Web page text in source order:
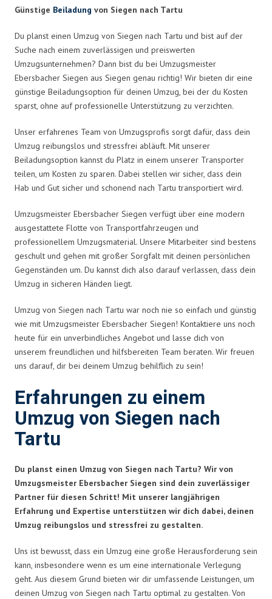
Günstige Beiladung von Siegen nach Tartu
Du planst einen Umzug von Siegen nach Tartu und bist auf der
Suche nach einem zuverlässigen und preiswerten
Umzugsunternehmen? Dann bist du bei Umzugsmeister
Ebersbacher Siegen aus Siegen genau richtig! Wir bieten dir eine
günstige Beiladungsoption für deinen Umzug, bei der du Kosten
sparst, ohne auf professionelle Unterstützung zu verzichten.
Unser erfahrenes Team von Umzugsprofis sorgt dafür, dass dein
Umzug reibungslos und stressfrei abläuft. Mit unserer
Beiladungsoption kannst du Platz in einem unserer Transporter
teilen, um Kosten zu sparen. Dabei stellen wir sicher, dass dein
Hab und Gut sicher und schonend nach Tartu transportiert wird.
Umzugsmeister Ebersbacher Siegen verfügt über eine modern
ausgestattete Flotte von Transportfahrzeugen und
professionellem Umzugsmaterial. Unsere Mitarbeiter sind bestens
geschult und gehen mit großer Sorgfalt mit deinen persönlichen
Gegenständen um. Du kannst dich also darauf verlassen, dass dein
Umzug in sicheren Händen liegt.
Umzug von Siegen nach Tartu war noch nie so einfach und günstig
wie mit Umzugsmeister Ebersbacher Siegen! Kontaktiere uns noch
heute für ein unverbindliches Angebot und lasse dich von
unserem freundlichen und hilfsbereiten Team beraten. Wir freuen
uns darauf, dir bei deinem Umzug behilflich zu sein!
Erfahrungen zu einem
Umzug von Siegen nach
Tartu
Du planst einen Umzug von Siegen nach Tartu? Wir von
Umzugsmeister Ebersbacher Siegen sind dein zuverlässiger
Partner für diesen Schritt! Mit unserer langjährigen
Erfahrung und Expertise unterstützen wir dich dabei, deinen
Umzug reibungslos und stressfrei zu gestalten.
Uns ist bewusst, dass ein Umzug eine große Herausforderung sein
kann, insbesondere wenn es um eine internationale Verlegung
geht. Aus diesem Grund bieten wir dir umfassende Leistungen, um
deinen Umzug von Siegen nach Tartu optimal zu gestalten. Von